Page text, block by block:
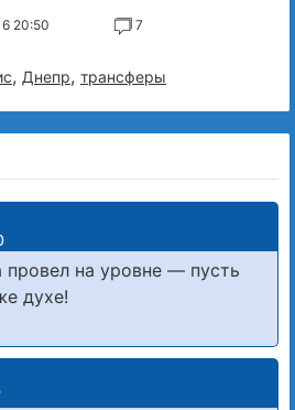
20:50 7
, Днепр, трансферы
провел на уровне — пусть
духе!